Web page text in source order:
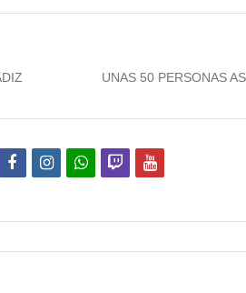
Next
UNAS 50 PERSONAS
facebookinstagramwhatsapp
twitchyoutube